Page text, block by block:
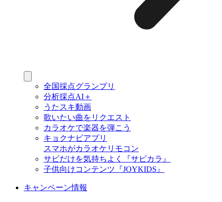
全国採点グランプリ
分析採点AI＋
うたスキ動画
歌いたい曲をリクエスト
カラオケで楽器を弾こう
キョクナビアプリ
スマホがカラオケリモコン
サビだけを気持ちよく『サビカラ』
子供向けコンテンツ『JOYKIDS』
キャンペーン情報